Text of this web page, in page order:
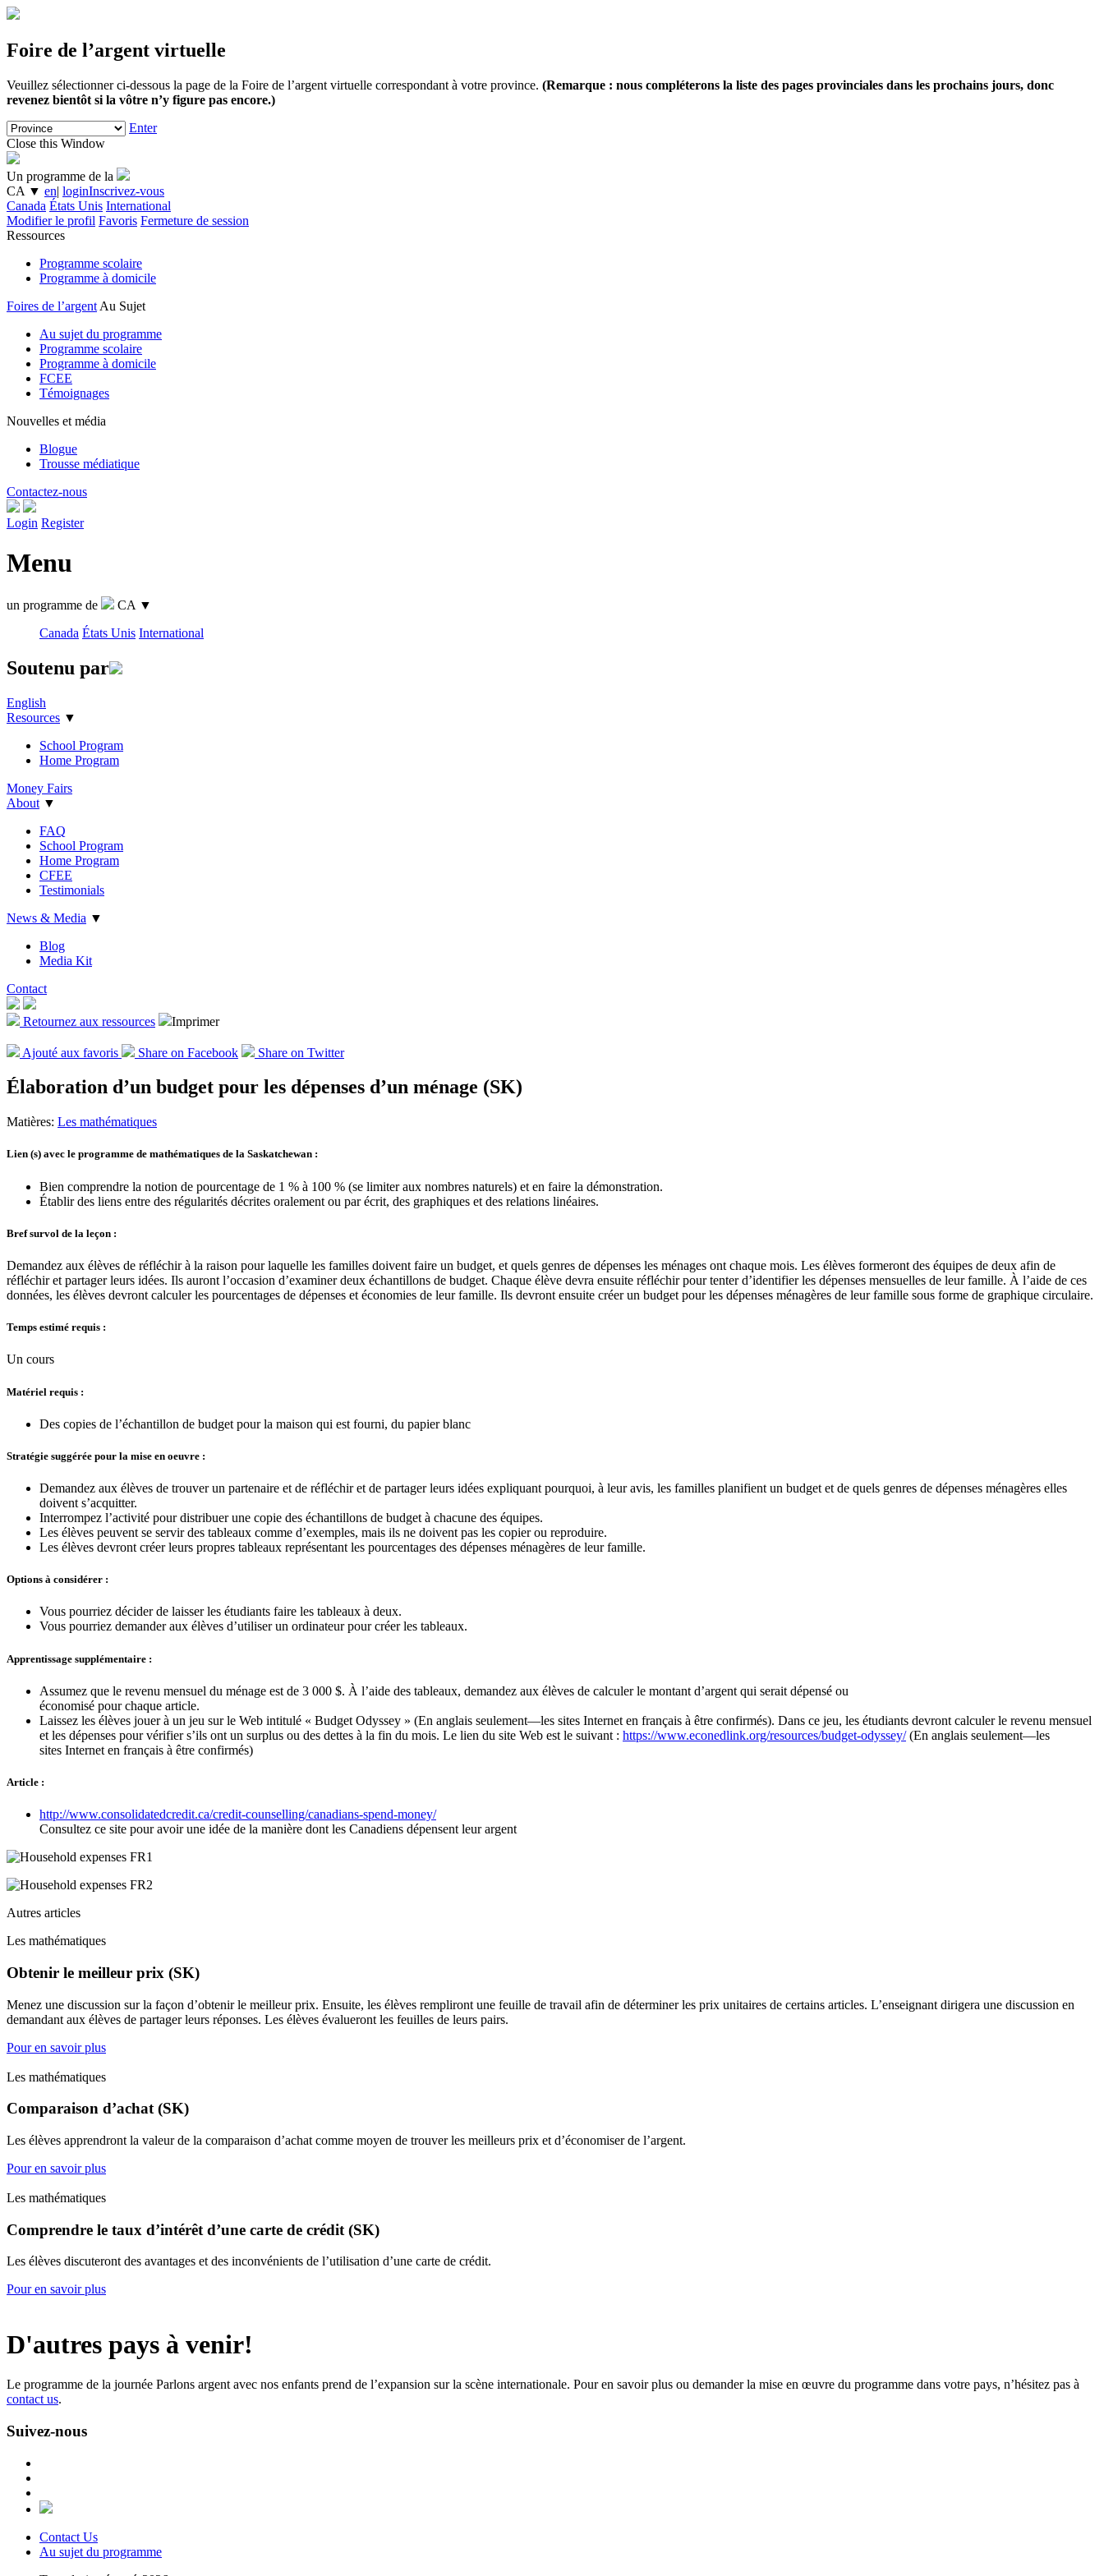
Foire de l’argent virtuelle
Veuillez sélectionner ci-dessous la page de la Foire de l’argent virtuelle correspondant à votre province. (Remarque : nous compléterons la liste des pages provinciales dans les prochains jours, donc
revenez bientôt si la vôtre n’y figure pas encore.)
Enter
Close this Window
Un programme de la
CA ▼ en| loginInscrivez-vous
Canada États Unis International
Modifier le profil Favoris Fermeture de session
Ressources
Programme scolaire
Programme à domicile
Foires de l’argent Au Sujet
Au sujet du programme
Programme scolaire
Programme à domicile
FCEE
Témoignages
Nouvelles et média
Blogue
Trousse médiatique
Contactez-nous
Login Register
Menu
un programme de CA ▼
Canada États Unis International
Soutenu par
English
Resources ▼
School Program
Home Program
Money Fairs
About ▼
FAQ
School Program
Home Program
CFEE
Testimonials
News & Media ▼
Blog
Media Kit
Contact
Retournez aux ressources Imprimer
Ajouté aux favoris Share on Facebook Share on Twitter
Élaboration d’un budget pour les dépenses d’un ménage (SK)
Matières: Les mathématiques
Lien (s) avec le programme de mathématiques de la Saskatchewan :
Bien comprendre la notion de pourcentage de 1 % à 100 % (se limiter aux nombres naturels) et en faire la démonstration.
Établir des liens entre des régularités décrites oralement ou par écrit, des graphiques et des relations linéaires.
Bref survol de la leçon :
Demandez aux élèves de réfléchir à la raison pour laquelle les familles doivent faire un budget, et quels genres de dépenses les ménages ont chaque mois. Les élèves formeront des équipes de deux afin de
réfléchir et partager leurs idées. Ils auront l’occasion d’examiner deux échantillons de budget. Chaque élève devra ensuite réfléchir pour tenter d’identifier les dépenses mensuelles de leur famille. À l’aide de ces
données, les élèves devront calculer les pourcentages de dépenses et économies de leur famille. Ils devront ensuite créer un budget pour les dépenses ménagères de leur famille sous forme de graphique circulaire.
Temps estimé requis :
Un cours
Matériel requis :
Des copies de l’échantillon de budget pour la maison qui est fourni, du papier blanc
Stratégie suggérée pour la mise en oeuvre :
Demandez aux élèves de trouver un partenaire et de réfléchir et de partager leurs idées expliquant pourquoi, à leur avis, les familles planifient un budget et de quels genres de dépenses ménagères elles
doivent s’acquitter.
Interrompez l’activité pour distribuer une copie des échantillons de budget à chacune des équipes.
Les élèves peuvent se servir des tableaux comme d’exemples, mais ils ne doivent pas les copier ou reproduire.
Les élèves devront créer leurs propres tableaux représentant les pourcentages des dépenses ménagères de leur famille.
Options à considérer :
Vous pourriez décider de laisser les étudiants faire les tableaux à deux.
Vous pourriez demander aux élèves d’utiliser un ordinateur pour créer les tableaux.
Apprentissage supplémentaire :
Assumez que le revenu mensuel du ménage est de 3 000 $. À l’aide des tableaux, demandez aux élèves de calculer le montant d’argent qui serait dépensé ou
économisé pour chaque article.
Laissez les élèves jouer à un jeu sur le Web intitulé « Budget Odyssey » (En anglais seulement—les sites Internet en français à être confirmés). Dans ce jeu, les étudiants devront calculer le revenu mensuel
et les dépenses pour vérifier s’ils ont un surplus ou des dettes à la fin du mois. Le lien du site Web est le suivant : https://www.econedlink.org/resources/budget-odyssey/(En anglais seulement—les
sites Internet en français à être confirmés)
Article :
http://www.consolidatedcredit.ca/credit-counselling/canadians-spend-money/
Consultez ce site pour avoir une idée de la manière dont les Canadiens dépensent leur argent
Autres articles
Les mathématiques
Obtenir le meilleur prix (SK)
Menez une discussion sur la façon d’obtenir le meilleur prix. Ensuite, les élèves rempliront une feuille de travail afin de déterminer les prix unitaires de certains articles. L’enseignant dirigera une discussion en
demandant aux élèves de partager leurs réponses. Les élèves évalueront les feuilles de leurs pairs.
Pour en savoir plus
Les mathématiques
Comparaison d’achat (SK)
Les élèves apprendront la valeur de la comparaison d’achat comme moyen de trouver les meilleurs prix et d’économiser de l’argent.
Pour en savoir plus
Les mathématiques
Comprendre le taux d’intérêt d’une carte de crédit (SK)
Les élèves discuteront des avantages et des inconvénients de l’utilisation d’une carte de crédit.
Pour en savoir plus
D'autres pays à venir!
Le programme de la journée Parlons argent avec nos enfants prend de l’expansion sur la scène internationale. Pour en savoir plus ou demander la mise en œuvre du programme dans votre pays, n’hésitez pas à
contact us.
Suivez-nous
Contact Us
Au sujet du programme